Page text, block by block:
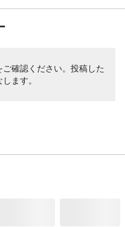
ご確認ください。投稿した
ます。